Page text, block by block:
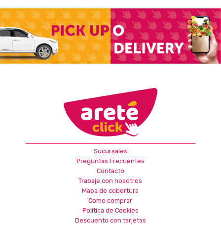
Sucursales
Preguntas Frecuentes
Contacto
Trabaje con nosotros
Mapa de cobertura
Como comprar
Política de Cookies
Descuento con tarjetas